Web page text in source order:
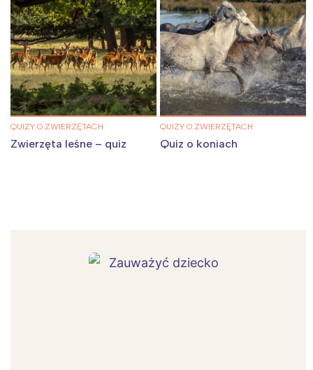
QUIZY O ZWIERZĘTACH
Zwierzęta leśne – quiz
QUIZY O ZWIERZĘTACH
Quiz o koniach
Interesują mnie wydarzenia z
Trójmiasto
Południe